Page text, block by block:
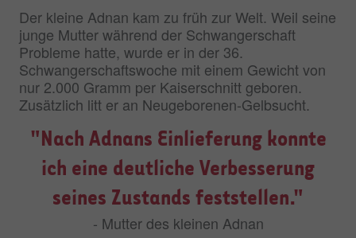
Der kleine Adnan kam zu früh zur Welt. Weil seine
junge Mutter während der Schwangerschaft
Probleme hatte, wurde er in der 36.
Schwangerschaftswoche mit einem Gewicht von
nur 2.000 Gramm per Kaiserschnitt geboren.
Zusätzlich litt er an Neugeborenen-Gelbsucht.
"Nach Adnans Einlieferung konnte
ich eine deutliche Verbesserung
seines Zustands feststellen."
- Mutter des kleinen Adnan